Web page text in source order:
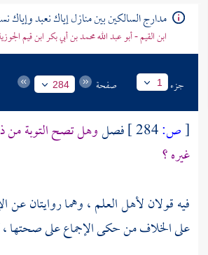
مدارج السالكين بين منازل إياك نعبد وإياك
ابن القيم - أبو عبد الله محمد بن أبي بكر ابن قيم
جزء 1 صفحة 284
[ص: فصلوهل تصح التوبة من
غيره ؟
فيه قولان لأهل العلم ، وهما روايتان عن
على الخلاف من حكى الإجماع على صحتها ،